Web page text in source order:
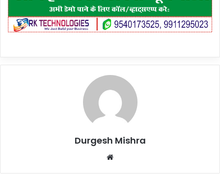
Durgesh Mishra
Website